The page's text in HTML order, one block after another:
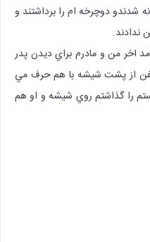
شدندو دوچرخه ام را برداشتند و
ندادند.
اخر من و مادرم براي ديدن پدر
از پشت شيشه با هم حرف مي
را گذاشتم روي شيشه و او هم